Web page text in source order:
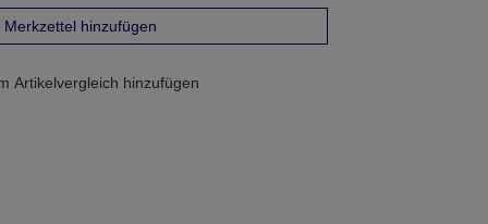
Merkzettel hinzufügen
Artikelvergleich hinzufügen